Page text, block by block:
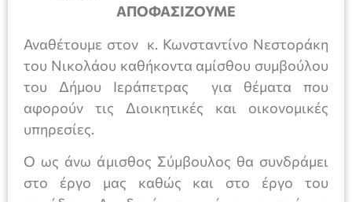
ΑΠΟΦΑΣΙΖΟΥΜΕ
Αναθέτουμε στον κ. Κωνσταντίνο Νεστοράκη
του Νικολάου καθήκοντα αμίσθου συμβούλου
του Δήμου Ιεράπετρας για θέματα που
αφορούν τις Διοικητικές και οικονομικές
υπηρεσίες.
Ο ως άνω άμισθος Σύμβουλος θα συνδράμει
στο έργο μας καθώς και στο έργο του